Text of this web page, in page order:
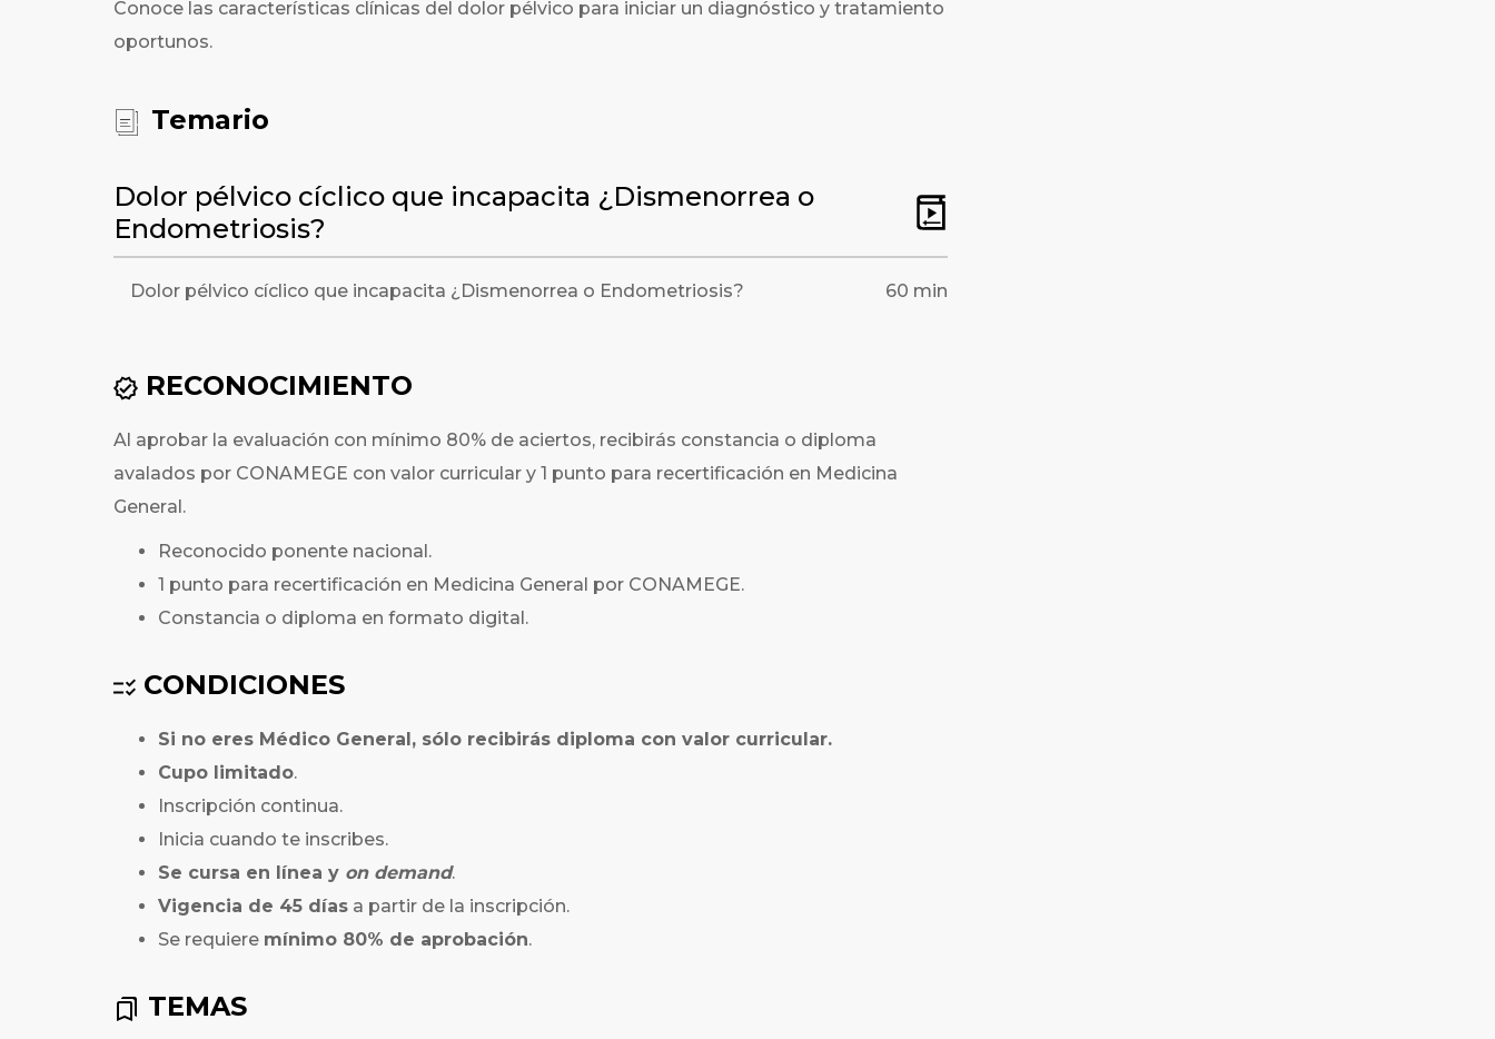
Conoce las características clínicas del dolor pélvico para iniciar un diagnóstico y tratamiento
oportunos.
Temario
Dolor pélvico cíclico que incapacita ¿Dismenorrea o
Endometriosis?
Dolor pélvico cíclico que incapacita ¿Dismenorrea o Endometriosis? 60 min
RECONOCIMIENTO
Al aprobar la evaluación con mínimo 80% de aciertos, recibirás constancia o diploma
avalados por CONAMEGE con valor curricular y 1 punto para recertificación en Medicina
General.
Reconocido ponente nacional.
1 punto para recertificación en Medicina General por CONAMEGE.
Constancia o diploma en formato digital.
CONDICIONES
Si no eres Médico General, sólo recibirás diploma con valor curricular.
Cupo limitado.
Inscripción continua.
Inicia cuando te inscribes.
Se cursa en línea y on demand.
Vigencia de 45 días a partir de la inscripción.
Se requiere mínimo 80% de aprobación.
TEMAS